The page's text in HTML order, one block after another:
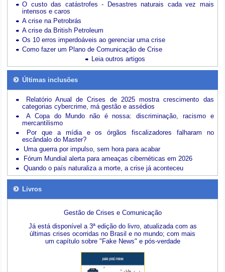
O custo das catástrofes -
Desastres naturais cada vez mais
intensos e caros
A crise na Petrobrás
A crise da British Petroleum
Os 10 erros imperdoáveis ao gerenciar uma crise
Como fazer um Plano de Comunicação de Crise
Leia outros artigos
Últimas inclusões
Relatório Anual de Crises de 2025 mostra crescimento das
categorias cybercrime, má gestão e assédios
A Copa do Mundo não é nossa: discriminação, racismo e
mercantilismo
Por que a mídia e os órgãos fiscalizadores falharam no
escândalo do Master?
Uma guerra por impulso, sem hora para acabar
Fórum Mundial alerta para ameaças cibernéticas em 2026
Quando o país naturaliza a morte, a crise já aconteceu
Livros
Gestão de Crises e Comunicação
Já está disponível a 3ª edição do livro, atualizada com as
últimas crises ocorridas no Brasil e no mundo; com mais
um capítulo sobre "Fake News" e pós-verdade